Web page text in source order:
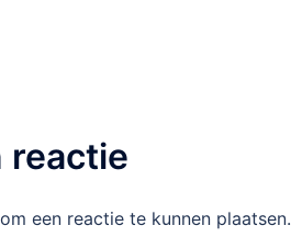
reactie
om een reactie te kunnen plaatsen.